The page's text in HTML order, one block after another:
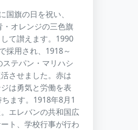
国旗の日を祝い、
オレンジの三色旗
て讃えます。1990
採用され、1918～
テパン・マリハシ
させました。赤は
は勇気と労働を表
ます。1918年8月1
エレバンの共和国広
ト、学校行事が行わ